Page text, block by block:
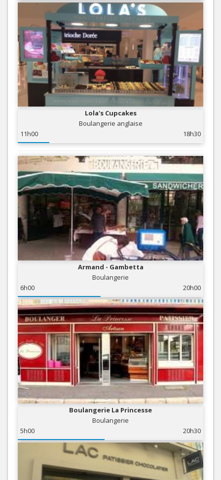
Lola's Cupcakes
Boulangerie anglaise
11h00
18h30
Armand - Gambetta
Boulangerie
6h00
20h00
Boulangerie La Princesse
Boulangerie
5h00
20h30